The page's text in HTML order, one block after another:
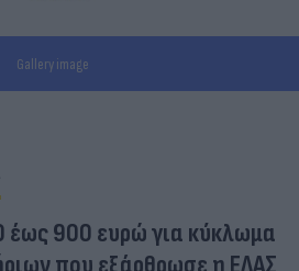
Gallery image
έως 900 ευρώ για κύκλωμα
που εξάρθρωσε η ΕΛΑΣ